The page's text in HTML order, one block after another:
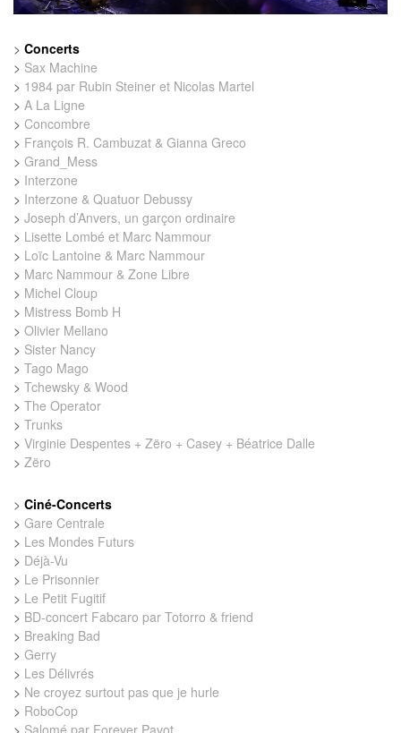
> Concerts
> Sax Machine
> 1984 par Rubin Steiner et Nicolas Martel
> A La Ligne
> Concombre
> François R. Cambuzat & Gianna Greco
> Grand_Mess
> Interzone
> Interzone & Quatuor Debussy
> Joseph d’Anvers, un garçon ordinaire
> Lisette Lombé et Marc Nammour
> Loïc Lantoine & Marc Nammour
> Marc Nammour & Zone Libre
> Michel Cloup
> Mistress Bomb H
> Olivier Mellano
> Sister Nancy
> Tago Mago
> Tchewsky & Wood
> The Operator
> Trunks
> Virginie Despentes + Zëro + Casey + Béatrice Dalle
> Zëro
> Ciné-Concerts
> Gare Centrale
> Les Mondes Futurs
> Déjà-Vu
> Le Prisonnier
> Le Petit Fugitif
> BD-concert Fabcaro par Totorro & friend
> Breaking Bad
> Gerry
> Les Délivrés
> Ne croyez surtout pas que je hurle
> RoboCop
> Salomé par Forever Pavot